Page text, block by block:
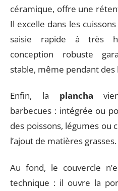
céramique, offre une
Il excelle dans les
saisie rapide à très
conception robuste
stable, même pendant des
Enfin, la plancha
barbecues : intégrée ou
des poissons, légumes ou
l’ajout de matières grasses.
Au fond, le couvercle
technique : il ouvre la